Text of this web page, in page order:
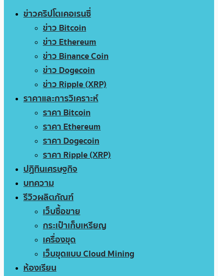
ข่าวคริปโตเคอเรนซี่
ข่าว Bitcoin
ข่าว Ethereum
ข่าว Binance Coin
ข่าว Dogecoin
ข่าว Ripple (XRP)
ราคาและการวิเคราะห์
ราคา Bitcoin
ราคา Ethereum
ราคา Dogecoin
ราคา Ripple (XRP)
ปฏิทินเศรษฐกิจ
บทความ
รีวิวผลิตภัณฑ์
เว็บซื้อขาย
กระเป๋าเก็บเหรียญ
เครื่องขุด
เว็บขุดแบบ Cloud Mining
ห้องเรียน